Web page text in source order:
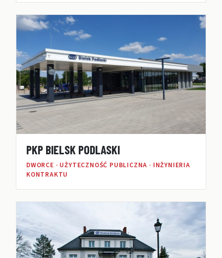
PKP BIELSK PODLASKI
DWORCE · UŻYTECZNOŚĆ PUBLICZNA · INŻYNIERIA
KONTRAKTU